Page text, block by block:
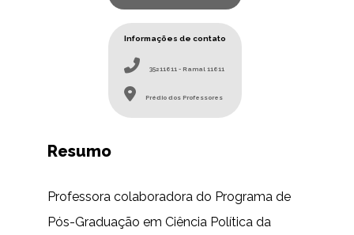
Informações de contato
35211611 - Ramal 11611
Prédio dos Professores
Resumo
Professora colaboradora do Programa de
Pós-Graduação em Ciência Política da